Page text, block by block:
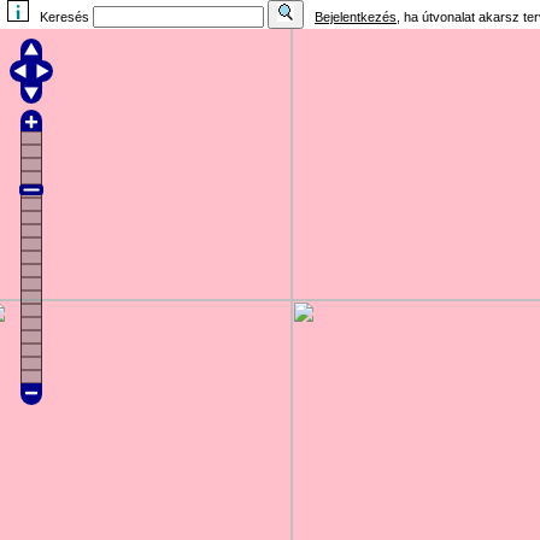
Keresés Bejelentkezés , ha útvonalat akarsz